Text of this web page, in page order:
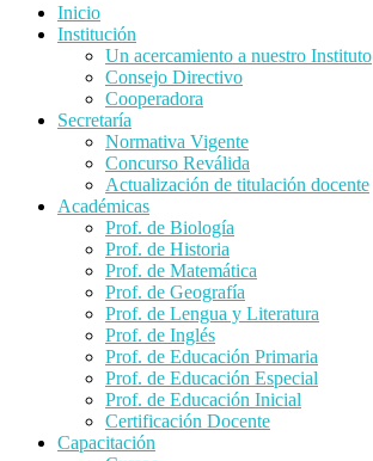
Inicio
Institución
Un acercamiento a nuestro Instituto
Consejo Directivo
Cooperadora
Secretaría
Normativa Vigente
Concurso Reválida
Actualización de titulación docente
Académicas
Prof. de Biología
Prof. de Historia
Prof. de Matemática
Prof. de Geografía
Prof. de Lengua y Literatura
Prof. de Inglés
Prof. de Educación Primaria
Prof. de Educación Especial
Prof. de Educación Inicial
Certificación Docente
Capacitación